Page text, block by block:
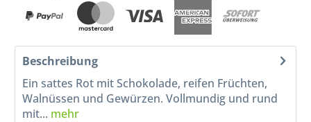
Beschreibung
Ein sattes Rot mit Schokolade, reifen Früchten,
Walnüssen und Gewürzen. Vollmundig und rund
mit... mehr